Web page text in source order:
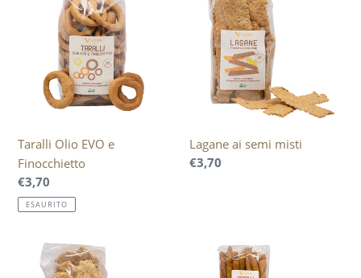
o
n
e
:
Finocchietto
Taralli Olio EVO e
Finocchietto
Prezzo
di
listino
€3,70
ESAURITO
semi
misti
Lagane ai semi misti
Prezzo
€3,70
Galletti
Sigarilli
Curcuma